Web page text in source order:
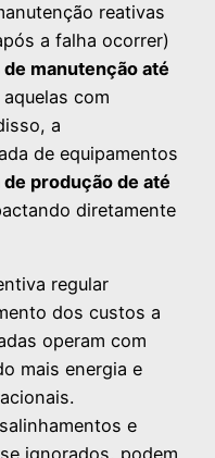
reativas
a falha ocorrer)
manutenção até
com
a
de equipamentos
de produção de até
diretamente
regular
dos custos a
operam com
mais energia e
e